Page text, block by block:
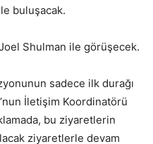
buluşacak.
Shulman ile görüşecek.
sadece ilk durağı
İletişim Koordinatörü
bu ziyaretlerin
ziyaretlerle devam